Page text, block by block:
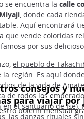
se encuentra la calle
, donde cada
Aquí encontrará
que vende coloridas
por sus
el pueblo de
la región. Es aquí
de la vida de
de todos los
en elsantuario de Ise).
las danzas rituales